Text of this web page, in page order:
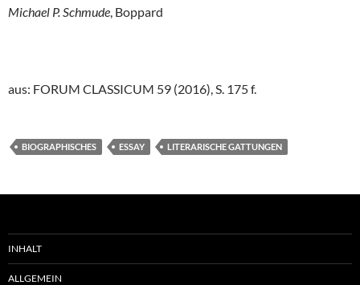
Michael P. Schmude, Boppard
aus: FORUM CLASSICUM 59 (2016), S. 175 f.
BIOGRAPHISCHES ESSAY LITERARISCHE GATTUNGEN
INHALT
ALLGEMEIN